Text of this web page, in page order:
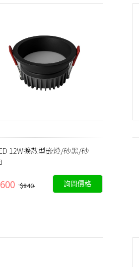
12W擴散型嵌燈/砂黑/砂
$840 詢問價格